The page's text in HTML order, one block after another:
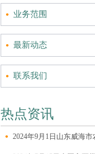
业务范围
最新动态
联系我们
热点资讯